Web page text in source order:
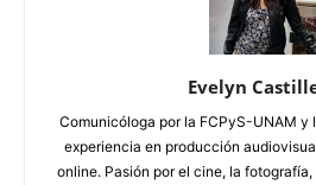
Evelyn
Comunicóloga por la FCPyS-UNAM y
experiencia en producción
online. Pasión por el cine, la